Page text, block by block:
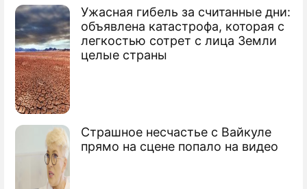
Ужасная гибель за считанные дни:
объявлена катастрофа, которая с
легкостью сотрет с лица Земли
целые страны
Страшное несчастье с Вайкуле
прямо на сцене попало на видео
По теме
Антироссийский шабаш: Пугачева в
парике спелась в Израиле с плешивым
Гребенщиковым
музыкант